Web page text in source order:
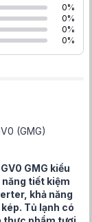
0%
0%
0%
0%
GMG kiểu
tiết kiệm
khả năng
Tủ lạnh có